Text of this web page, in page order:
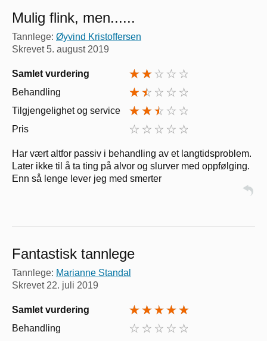
Mulig flink, men......
Tannlege: Øyvind Kristoffersen
Skrevet 5. august 2019
Samlet vurdering
Behandling
Tilgjengelighet og service
Pris
Har vært altfor passiv i behandling av et langtidsproblem.
Later ikke til å ta ting på alvor og slurver med oppfølging.
Enn så lenge lever jeg med smerter
Fantastisk tannlege
Tannlege: Marianne Standal
Skrevet 22. juli 2019
Samlet vurdering
Behandling